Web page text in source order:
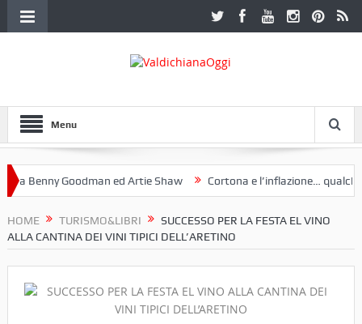
Menu
Benny Goodman ed Artie Shaw Cortona e l’inflazione… qualche
HOME TURISMO&LIBRI
SUCCESSO PER LA FESTA EL VINO
ALLA CANTINA DEI VINI TIPICI DELL’ARETINO